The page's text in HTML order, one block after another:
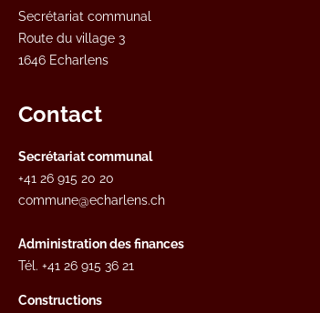
Secrétariat communal
Route du village 3
1646 Echarlens
Contact
Secrétariat communal
+41 26 915 20 20
commune@echarlens.ch
Administration des finances
Tél. +41 26 915 36 21
Constructions